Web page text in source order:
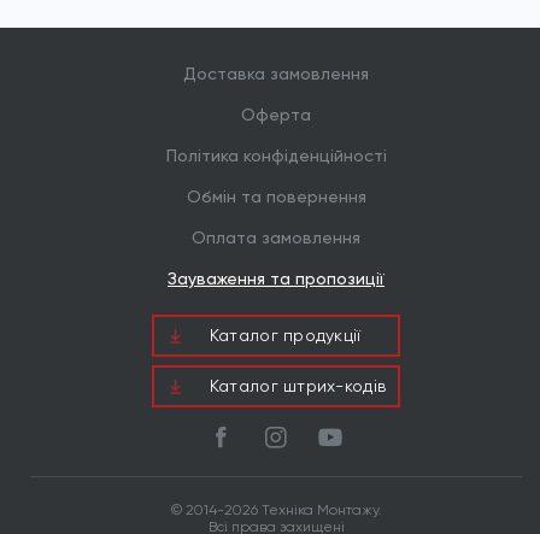
Доставка замовлення
Оферта
Політика конфіденційності
Обмін та повернення
Оплата замовлення
Зауваження та пропозиції
Каталог продукцiї
Каталог штрих-кодів
© 2014-2026 Техніка Монтажу.
Всі права захищені